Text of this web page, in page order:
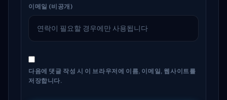
이메일 (비공개)
다음에 댓글 작성 시 이 브라우저에 이름, 이메일, 웹사이트를
저장합니다.